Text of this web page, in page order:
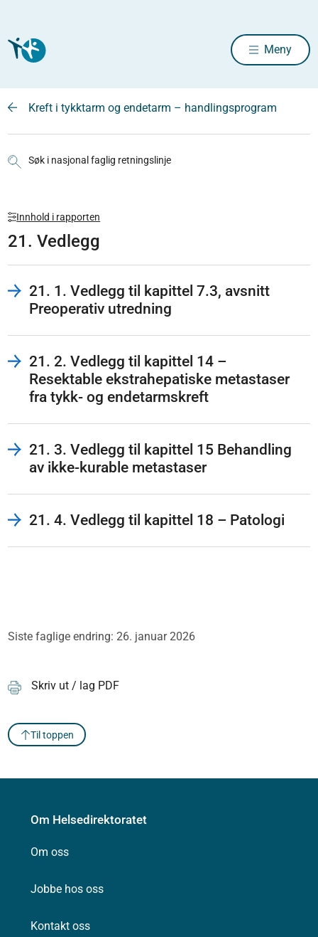
Meny
Kreft i tykktarm og endetarm – handlingsprogram
Søk i nasjonal faglig retningslinje
Innhold i rapporten
21. Vedlegg
21. 1. Vedlegg til kapittel 7.3, avsnitt
Preoperativ utredning
21. 2. Vedlegg til kapittel 14 –
Resektable ekstrahepatiske metastaser
fra tykk- og endetarmskreft
21. 3. Vedlegg til kapittel 15 Behandling
av ikke-kurable metastaser
21. 4. Vedlegg til kapittel 18 – Patologi
Siste faglige endring: 26. januar 2026
Skriv ut / lag PDF
Til toppen
Om Helsedirektoratet
Om oss
Jobbe hos oss
Kontakt oss